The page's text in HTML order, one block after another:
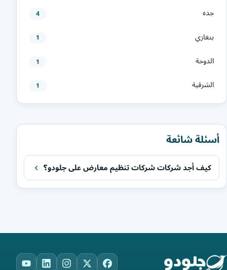
جده 4
بنغازي 1
الدوحة 1
الشرقية 1
أسئلة شائعة
كيف أجد شركات شركات تنظيم معارض على جلودو؟